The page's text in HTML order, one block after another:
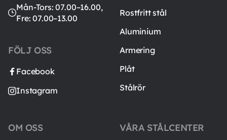
Mån-Tors: 07.00–16.00,
Fre: 07.00–13.00
FÖLJ OSS
Facebook
Instagram
Rostfritt stål
Aluminium
Armering
Plåt
Stålrör
VÅRA STÅLCENTER
OM OSS